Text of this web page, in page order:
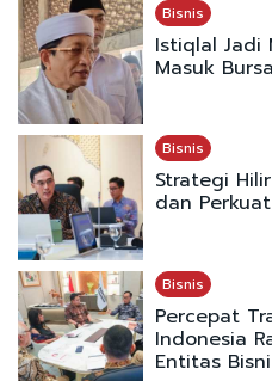
Bisnis
Istiqlal Jadi
Masuk
Bisnis
Strategi
dan
Bisnis
Percepat
Indonesia
Entitas